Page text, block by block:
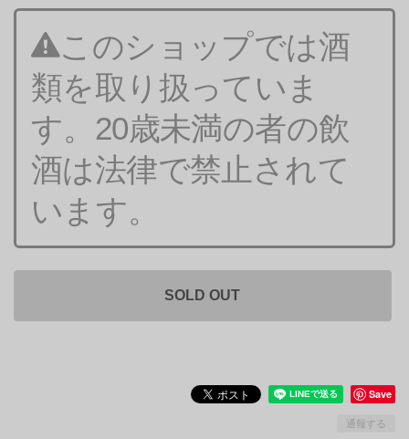
このショップでは酒
類を取り扱っていま
す。20歳未満の者の飲
酒は法律で禁止されて
います。
SOLD OUT
Save
通報する